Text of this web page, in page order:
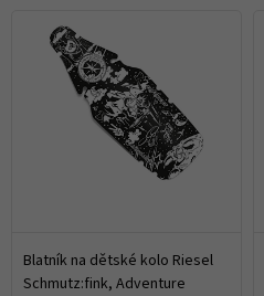
Blatník na dětské kolo Riesel
Schmutz:fink, Adventure